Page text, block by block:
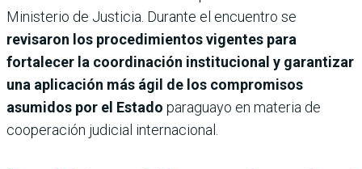
Ministerio de Justicia. Durante el encuentro se
revisaron los procedimientos vigentes para
fortalecer la coordinación institucional y garantizar
una aplicación más ágil de los compromisos
asumidos por el Estado paraguayo en materia de
cooperación judicial internacional.